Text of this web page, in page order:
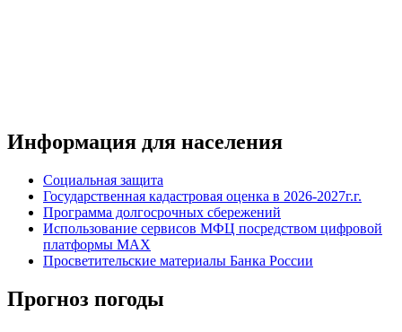
Информация для населения
Социальная защита
Государственная кадастровая оценка в 2026-2027г.г.
Программа долгосрочных сбережений
Использование сервисов МФЦ посредством цифровой
платформы MAX
Просветительские материалы Банка России
Прогноз погоды